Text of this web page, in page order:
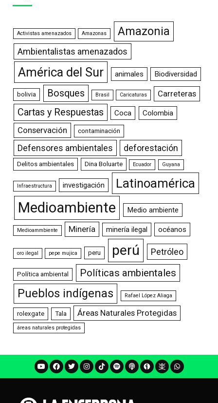
Activistas amenazados Amazonas Amazonia
Ambientalistas amenazados
América del Sur animales Biodiversidad
bolivia Bosques Brasil Caricaturas Carreteras
Cartas y Respuestas Coca Colombia
Conservación contaminación
Defensores ambientales deforestación
Delitos ambientales Dina Boluarte Ecuador Guyana
Infraestructura investigación Latinoamérica
Medioambiente Medio ambiente
Medioammbiente Minería minería ilegal océanos
oro ilegal pepe mujica peru perú Petróleo
Política ambiental Políticas ambientales
Pueblos indígenas Rafael López Aliaga
rolexgate Tala Áreas Naturales Protegidas
áreas naturales protegidas